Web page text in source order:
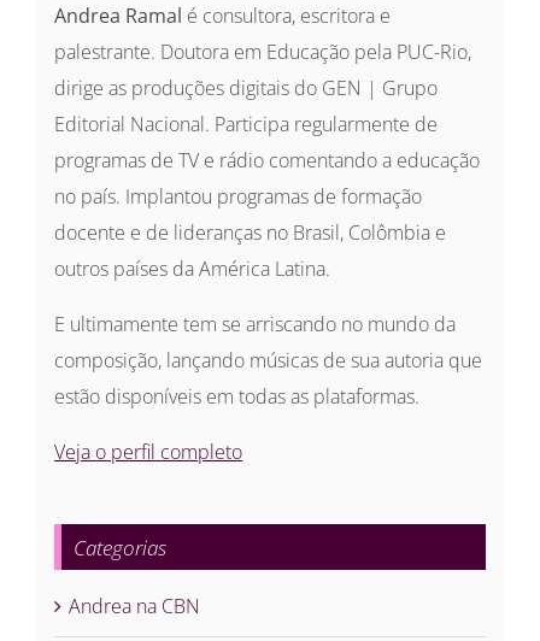
Andrea Ramal é consultora, escritora e
palestrante. Doutora em Educação pela PUC-Rio,
dirige as produções digitais do GEN | Grupo
Editorial Nacional. Participa regularmente de
programas de TV e rádio comentando a educação
no país. Implantou programas de formação
docente e de lideranças no Brasil, Colômbia e
outros países da América Latina.
E ultimamente tem se arriscando no mundo da
composição, lançando músicas de sua autoria que
estão disponíveis em todas as plataformas.
Veja o perfil completo
Categorias
Andrea na CBN